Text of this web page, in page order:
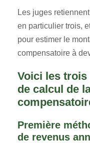
Les juges
en particulier trois,
pour estimer le
compensatoire à
Voici les
de calcul de
Première
de revenus